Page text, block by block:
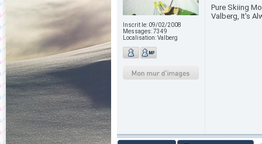
Inscrit le: 09/02/2008
Messages:7349
Localisation:Valberg
Pure Skiing
Valberg, It's